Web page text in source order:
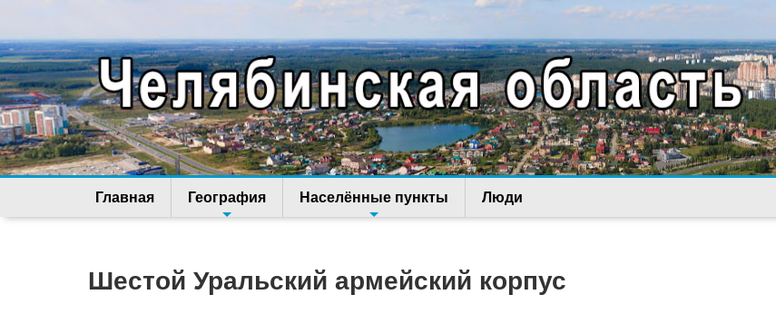
Главная География Населённые пункты Люди
Шестой Уральский армейский корпус